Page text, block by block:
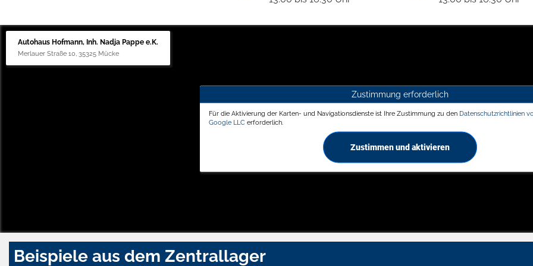
Autohaus Hofmann, Inh. Nadja Pappe e.K.
Merlauer Straße 10, 35325 Mücke
Zustimmung erforderlich
Für die Aktivierung der Karten- und Navigationsdienste ist Ihre Zustimmung zu den Datenschutzrichtlinien
Google LLC erforderlich.
Zustimmen und aktivieren
Beispiele aus dem Zentrallager